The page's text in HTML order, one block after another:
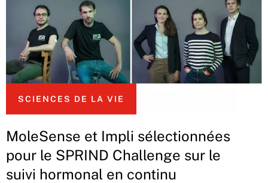
SCIENCES DE LA VIE
MoleSense et Impli sélectionnées
pour le SPRIND Challenge sur le
suivi hormonal en continu